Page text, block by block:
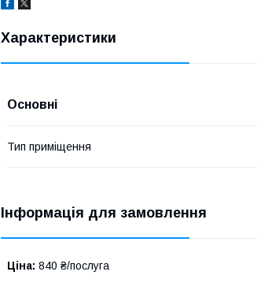
Характеристики
Основні
Тип приміщення
Інформація для замовлення
Ціна: 840 ₴/послуга